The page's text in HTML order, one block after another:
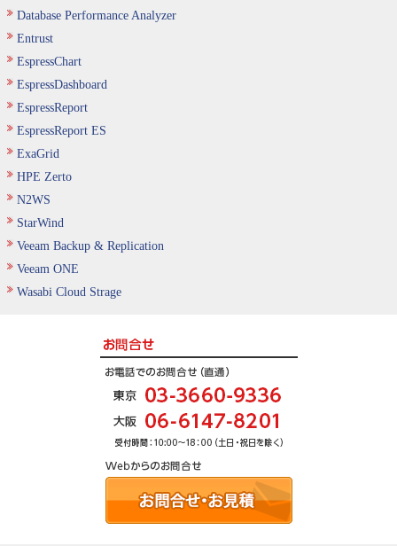
Database Performance Analyzer
Entrust
EspressChart
EspressDashboard
EspressReport
EspressReport ES
ExaGrid
HPE Zerto
N2WS
StarWind
Veeam Backup & Replication
Veeam ONE
Wasabi Cloud Strage